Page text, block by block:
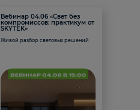
Вебинар 04.06 «Свет без
компромиссов: практикум от
SKYTEK»
Живой разбор световых решений